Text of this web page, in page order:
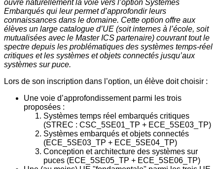
ouvre naturellement la voie vers l’option Systèmes
Embarqués qui leur permet d’approfondir leurs
connaissances dans le domaine. Cette option offre aux
élèves un large catalogue d’UE (soit internes à l’école, soit
mutualisées avec le Master ICS partenaire) couvrant tout le
spectre depuis les problématiques des systèmes temps-réel
critiques et les systèmes et objets connectés jusqu’aux
systèmes sur puce.
Lors de son inscription dans l’option, un élève doit choisir :
Une voie d’approfondissement parmi les trois
proposées :
Systèmes temps réel embarqués critiques
(STREC : CSC_5SE01_TP + ECE_5SE03_TP)
Systèmes embarqués et objets connectés
(ECE_5SE03_TP + ECE_5SE04_TP)
Conception et architecture des systèmes sur
puces (ECE_5SE05_TP + ECE_5SE06_TP)